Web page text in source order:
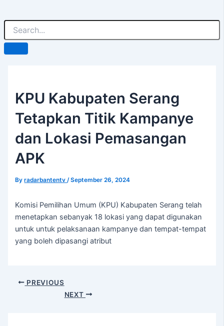
KPU Kabupaten Serang
Tetapkan Titik Kampanye
dan Lokasi Pemasangan
APK
Byradarbantentv/September 26, 2024
Komisi Pemilihan Umum (KPU) Kabupaten Serang telah
menetapkan sebanyak 18 lokasi yang dapat digunakan
untuk untuk pelaksanaan kampanye dan tempat-tempat
yang boleh dipasangi atribut
PREVIOUS
NEXT